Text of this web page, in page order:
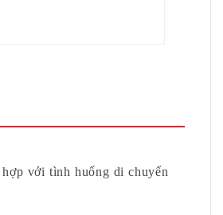
với tình huống di chuyển